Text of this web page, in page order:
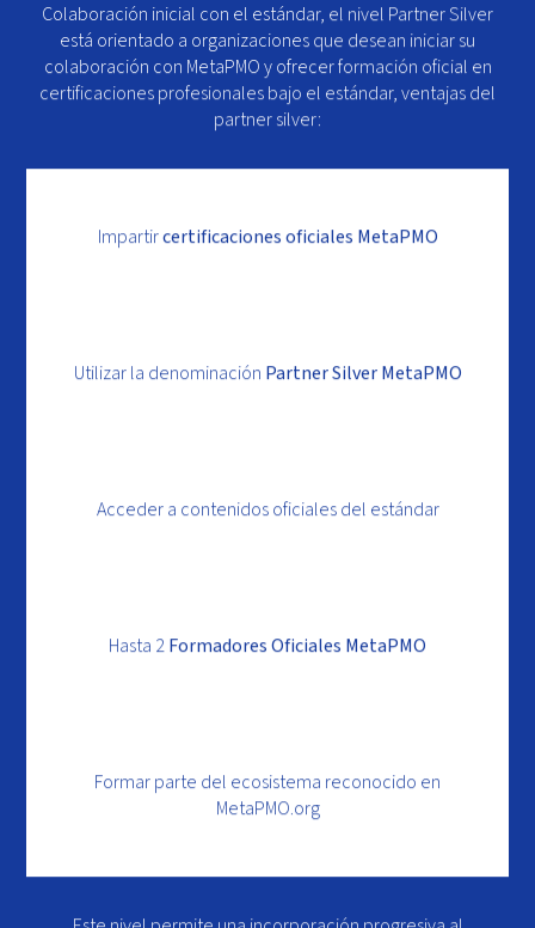
Colaboración inicial con el estándar, el nivel Partner Silver
está orientado a organizaciones que desean iniciar su
colaboración con MetaPMO y ofrecer formación oficial en
certificaciones profesionales bajo el estándar, ventajas del
partner silver:
Impartircertificaciones oficiales MetaPMO
Utilizar la denominación Partner Silver MetaPMO
Acceder a contenidos oficiales del estándar
Hasta 2Formadores Oficiales MetaPMO
Formar parte del ecosistema reconocido en
MetaPMO.org